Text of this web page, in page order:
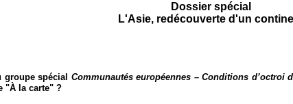
Dossier spécial
L'Asie, redécouverte d'un
groupe spécial Communautés européennes – Conditions d’octroi
"À la carte" ?